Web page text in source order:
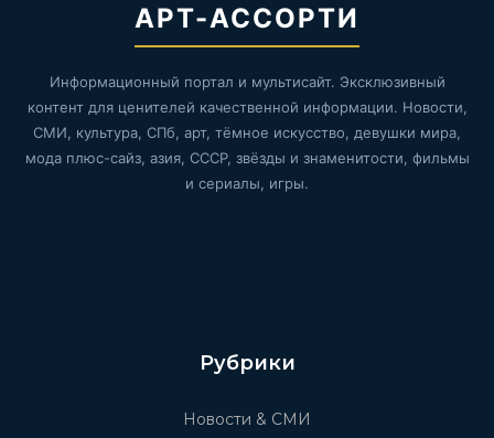
АРТ-АССОРТИ
Информационный портал и мультисайт. Эксклюзивный
контент для ценителей качественной информации. Новости,
СМИ, культура, СПб, арт, тёмное искусство, девушки мира,
мода плюс-сайз, азия, СССР, звёзды и знаменитости, фильмы
и сериалы, игры.
Рубрики
Новости & СМИ